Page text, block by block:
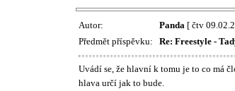
Autor: Panda [ čtv
Předmět příspěvku:
Re: Freestyle -
Uvádí se, že hlavní k tomu je to co má
hlava určí jak to bude.